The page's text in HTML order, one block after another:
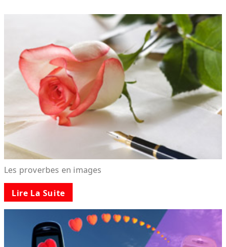
Les proverbes en images
Lire La Suite